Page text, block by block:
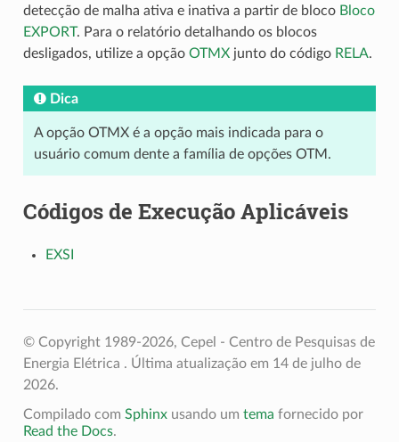
detecção de malha ativa e inativa a partir de bloco Bloco
EXPORT. Para o relatório detalhando os blocos
desligados, utilize a opção OTMXjunto do código RELA.
Dica
A opção OTMX é a opção mais indicada para o
usuário comum dente a família de opções OTM.
Códigos de Execução Aplicáveis
EXSI
© Copyright 1989-2026, Cepel - Centro de Pesquisas de
Energia Elétrica . Última atualização em 14 de julho de
2026.
Compilado com Sphinxusando um tema fornecido por
Read the Docs.